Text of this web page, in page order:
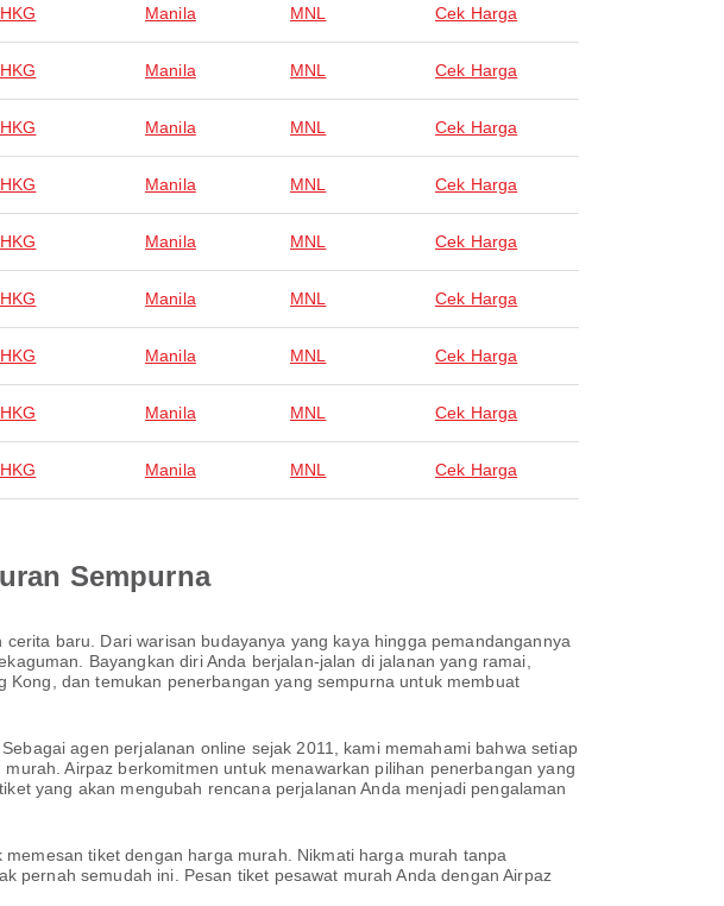
HKG Manila MNL Cek Harga
HKG Manila MNL Cek Harga
HKG Manila MNL Cek Harga
HKG Manila MNL Cek Harga
HKG Manila MNL Cek Harga
HKG Manila MNL Cek Harga
HKG Manila MNL Cek Harga
HKG Manila MNL Cek Harga
HKG Manila MNL Cek Harga
Sempurna
baru. Dari warisan budayanya yang kaya hingga pemandangannya
Bayangkan diri Anda berjalan-jalan di jalanan yang ramai,
dan temukan penerbangan yang sempurna untuk membuat
agen perjalanan online sejak 2011, kami memahami bahwa setiap
Airpaz berkomitmen untuk menawarkan pilihan penerbangan yang
yang akan mengubah rencana perjalanan Anda menjadi pengalaman
tiket dengan harga murah. Nikmati harga murah tanpa
pernah semudah ini. Pesan tiket pesawat murah Anda dengan Airpaz